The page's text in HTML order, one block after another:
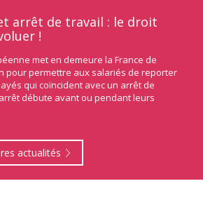
arrêt de travail : le droit
!
met en demeure la France de
pour permettre aux salariés de reporter
qui coïncident avec un arrêt de
débute avant ou pendant leurs
actualités